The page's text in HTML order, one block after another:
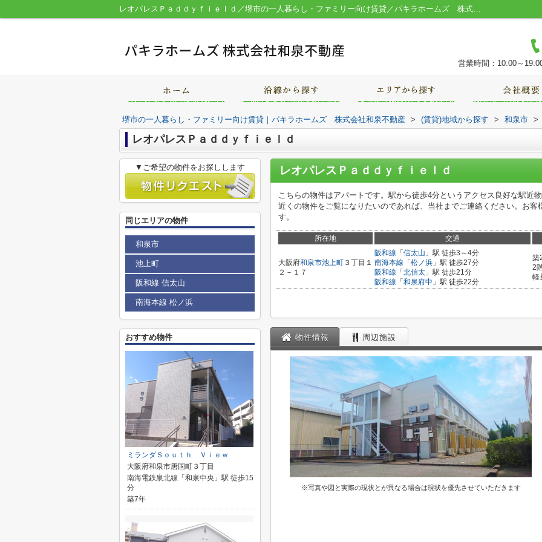
レオパレスＰａｄｄｙｆｉｅｌｄ／堺市の一人暮らし・ファミリー向け賃貸／パキラホームズ 株式会社和泉不動産
営業時間：10:00～
堺市の一人暮らし・ファミリー向け賃貸｜パキラホームズ 株式会社和泉不動産 > (賃貸)地域から探す > 和泉市 >
レオパレスＰａｄｄｙｆｉｅｌｄ
レオパレスＰａｄｄｙｆｉｅｌｄ
こちらの物件はアパートです。駅から徒歩4分というアクセス良好な駅近
近くの物件をご覧になりたいのであれば、当社までご連絡ください。お
す。
所在地 交通
大阪府和泉市池上町 ３丁目１
２－１７
阪和線 「 信太山 」駅 徒歩3～4分
南海本線 「 松ノ浜 」駅 徒歩27分
阪和線 「 北信太 」駅 徒歩21分
阪和線 「 和泉府中 」駅 徒歩22分
築
2
軽
物件情報 周辺施設
※写真や図と実際の現状とが異なる場合は現状を優先させていただきます
▼ご希望の物件をお探しします
同じエリアの物件
和泉市
池上町
阪和線 信太山
南海本線 松ノ浜
おすすめ物件
ミランダＳｏｕｔｈ Ｖｉｅｗ
大阪府和泉市唐国町３丁目
南海電鉄泉北線「和泉中央」駅 徒歩15
分
築7年